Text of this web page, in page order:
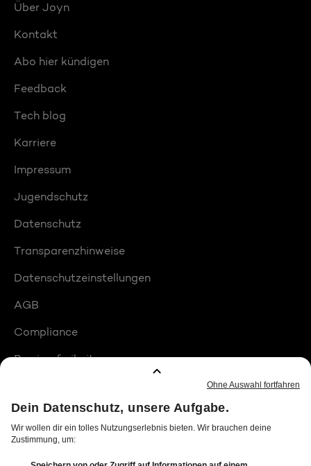
Über Joyn
Kontakt
Abo hier kündigen
Feedback
Tech blog
Karriere
Impressum
Jugendschutz
Datenschutz
Transparenzhinweise
Datenschutzeinstellungen
AGB
Compliance
Barrierefreiheit